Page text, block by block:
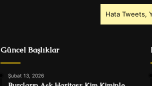
Hata Tweets,
Güncel Başlıklar
Şubat 13, 2026